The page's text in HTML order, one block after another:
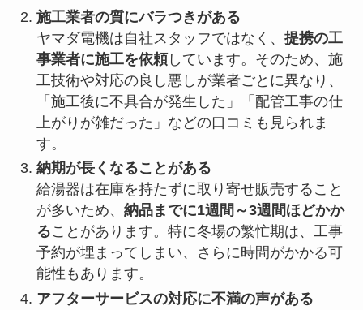
施工業者の質にバラつきがある
ヤマダ電機は自社スタッフではなく、 提携の工
事業者に施工を依頼しています。そのため、施
工技術や対応の良し悪しが業者ごとに異なり、
「施工後に不具合が発生した」「配管工事の仕
上がりが雑だった」などの口コミも見られま
す。
納期が長くなることがある
給湯器は在庫を持たずに取り寄せ販売すること
が多いため、 納品までに1週間～3週間ほどかか
ることがあります。特に冬場の繁忙期は、工事
予約が埋まってしまい、さらに時間がかかる可
能性もあります。
アフターサービスの対応に不満の声がある